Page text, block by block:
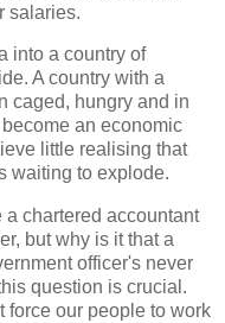
salaries.
into a country of
A country with a
caged, hungry and in
an economic
little realising that
waiting to explode.
a chartered accountant
but why is it that a
officer's never
question is crucial.
force our people to work